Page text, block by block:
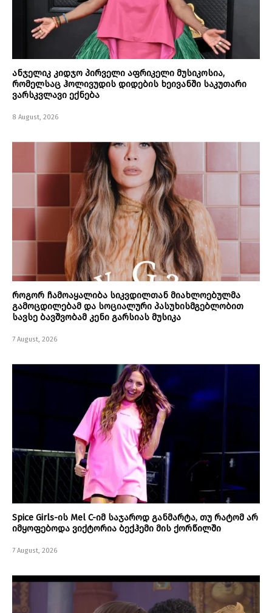
ანჯელიკ კიდჯო პირველი აფრიკელი მუსიკოსია,
რომელსაც ჰოლივუდის დიდების ხეივანში საკუთარი
ვარსკვლავი ექნება
8 August, 2026
როგორ ჩამოაყალიბა სიკვდილთან მიახლოებულმა
გამოცდილებამ და სოციალური პასუხისმგებლობით
სავსე ბავშვობამ კენი გარსიას მუსიკა
7 August, 2026
Spice Girls-ის Mel C-იმ საჯაროდ განმარტა, თუ რატომ არ
იმყოფებოდა ვიქტორია ბექჰემი მის ქორწილში
7 August, 2026